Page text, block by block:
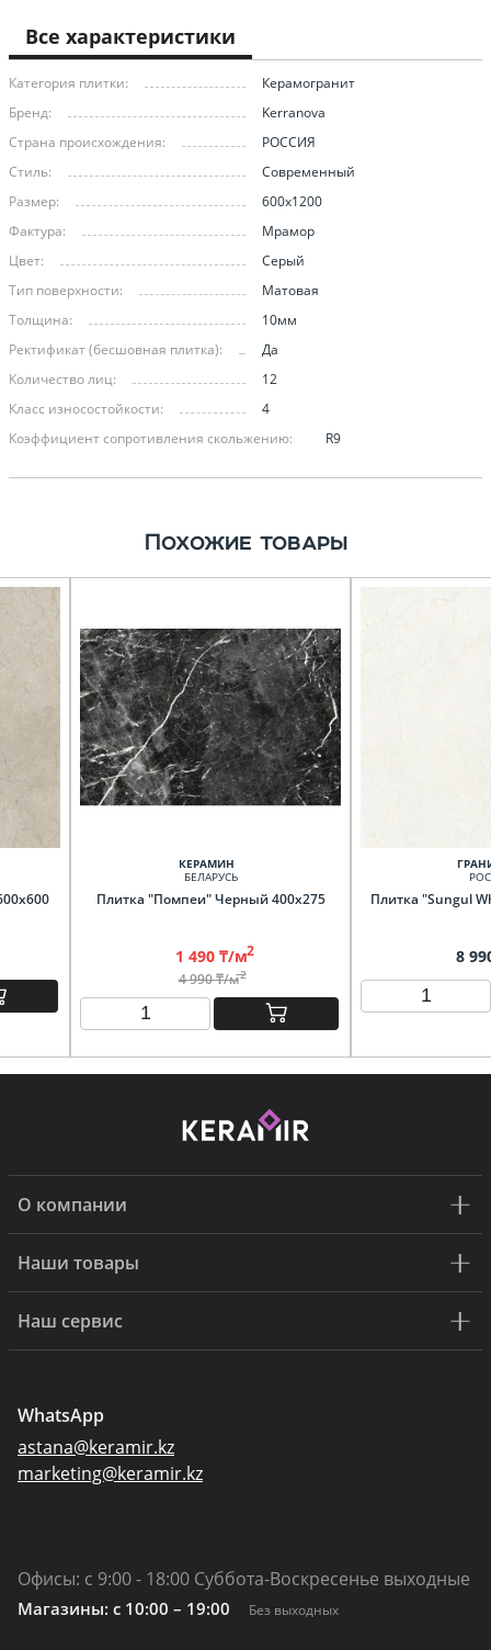
Все характеристики
Категория плитки:
Керамогранит
Бренд:
Kerranova
Страна происхождения:
РОССИЯ
Стиль:
Современный
Размер:
600х1200
Фактура:
Мрамор
Цвет:
Серый
Тип поверхности:
Матовая
Толщина:
10мм
Ректификат (бесшовная плитка):
Да
Количество лиц:
12
Класс износостойкости:
4
Коэффициент сопротивления скольжению:
R9
Похожие товары
КЕРАМИН
БЕЛАРУСЬ
Плитка "Помпеи" Черный 400х275
1 490 ₸/м2
4 990 ₸/м2
Плитка "Sungul
8
О компании
Наши товары
Наш сервис
WhatsApp
astana@keramir.kz
marketing@keramir.kz
Офисы: с 9:00 - 18:00 Суббота-Воскресенье выходные
Магазины: c 10:00 – 19:00 Без выходных